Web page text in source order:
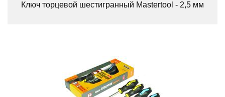
Ключ торцевой шестигранный Mastertool - 2,5 мм